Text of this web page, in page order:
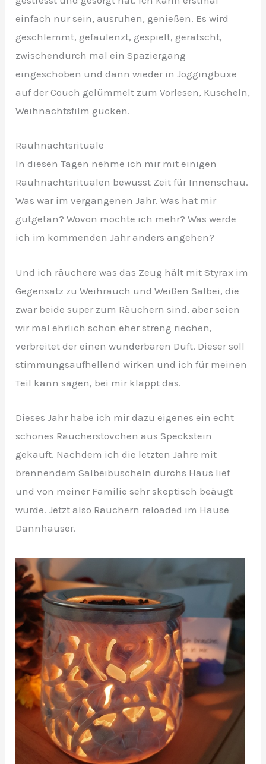
einfach nur sein, ausruhen, genießen. Es wird
geschlemmt, gefaulenzt, gespielt, geratscht,
zwischendurch mal ein Spaziergang
eingeschoben und dann wieder in Joggingbuxe
auf der Couch gelümmelt zum Vorlesen, Kuscheln,
Weihnachtsfilm gucken.
Rauhnachtsrituale
In diesen Tagen nehme ich mir mit einigen
Rauhnachtsritualen bewusst Zeit für Innenschau.
Was war im vergangenen Jahr. Was hat mir
gutgetan? Wovon möchte ich mehr? Was werde
ich im kommenden Jahr anders angehen?
Und ich räuchere was das Zeug hält mit Styrax im
Gegensatz zu Weihrauch und Weißen Salbei, die
zwar beide super zum Räuchern sind, aber seien
wir mal ehrlich schon eher streng riechen,
verbreitet der einen wunderbaren Duft. Dieser soll
stimmungsaufhellend wirken und ich für meinen
Teil kann sagen, bei mir klappt das.
Dieses Jahr habe ich mir dazu eigenes ein echt
schönes Räucherstövchen aus Speckstein
gekauft. Nachdem ich die letzten Jahre mit
brennendem Salbeibüscheln durchs Haus lief
und von meiner Familie sehr skeptisch beäugt
wurde. Jetzt also Räuchern reloaded im Hause
Dannhauser.